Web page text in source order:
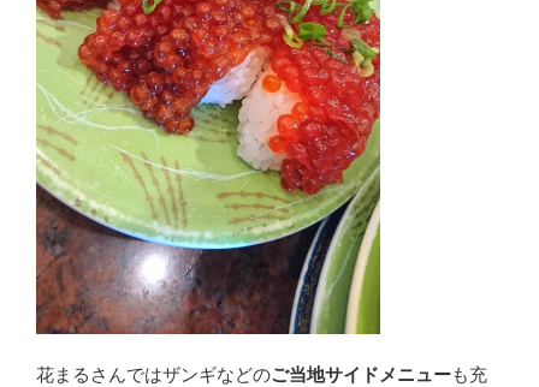
花まるさんではザンギなどのご当地サイドメニューも充